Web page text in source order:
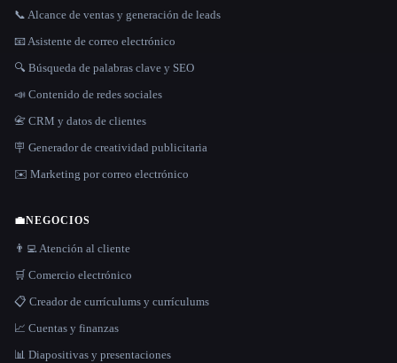
📞 Alcance de ventas y generación de leads
📧 Asistente de correo electrónico
🔍 Búsqueda de palabras clave y SEO
📣 Contenido de redes sociales
📇 CRM y datos de clientes
🪧 Generador de creatividad publicitaria
✉️ Marketing por correo electrónico
💼NEGOCIOS
👨‍💻 Atención al cliente
🛒 Comercio electrónico
📋 Creador de currículums y currículums
📈 Cuentas y finanzas
📊 Diapositivas y presentaciones